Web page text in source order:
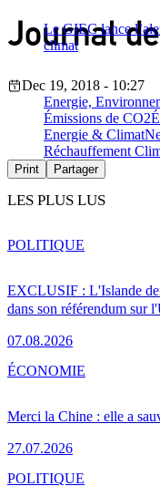
Le GIEC lance
climat
Dec 19, 2018 - 10:27
Energie,
Émissions de CO2
Energie & Climat
Réchauffement
Print Partager
LES PLUS LUS
EXCLUSIF : L'Islande
dans son référendum sur
07.08.2026
POLITIQUE
Merci la Chine : elle a
27.07.2026
ÉCONOMIE
POLITIQUE